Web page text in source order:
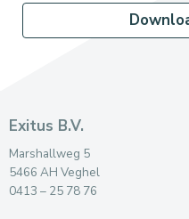
Exitus B.V.
Marshallweg 5
5466 AH Veghel
0413 – 25 78 76